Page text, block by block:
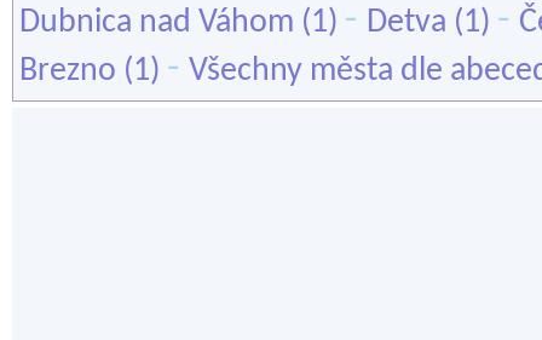
Dubnica nad Váhom (1) - Detva (1) -
Brezno (1) - Všechny města dle